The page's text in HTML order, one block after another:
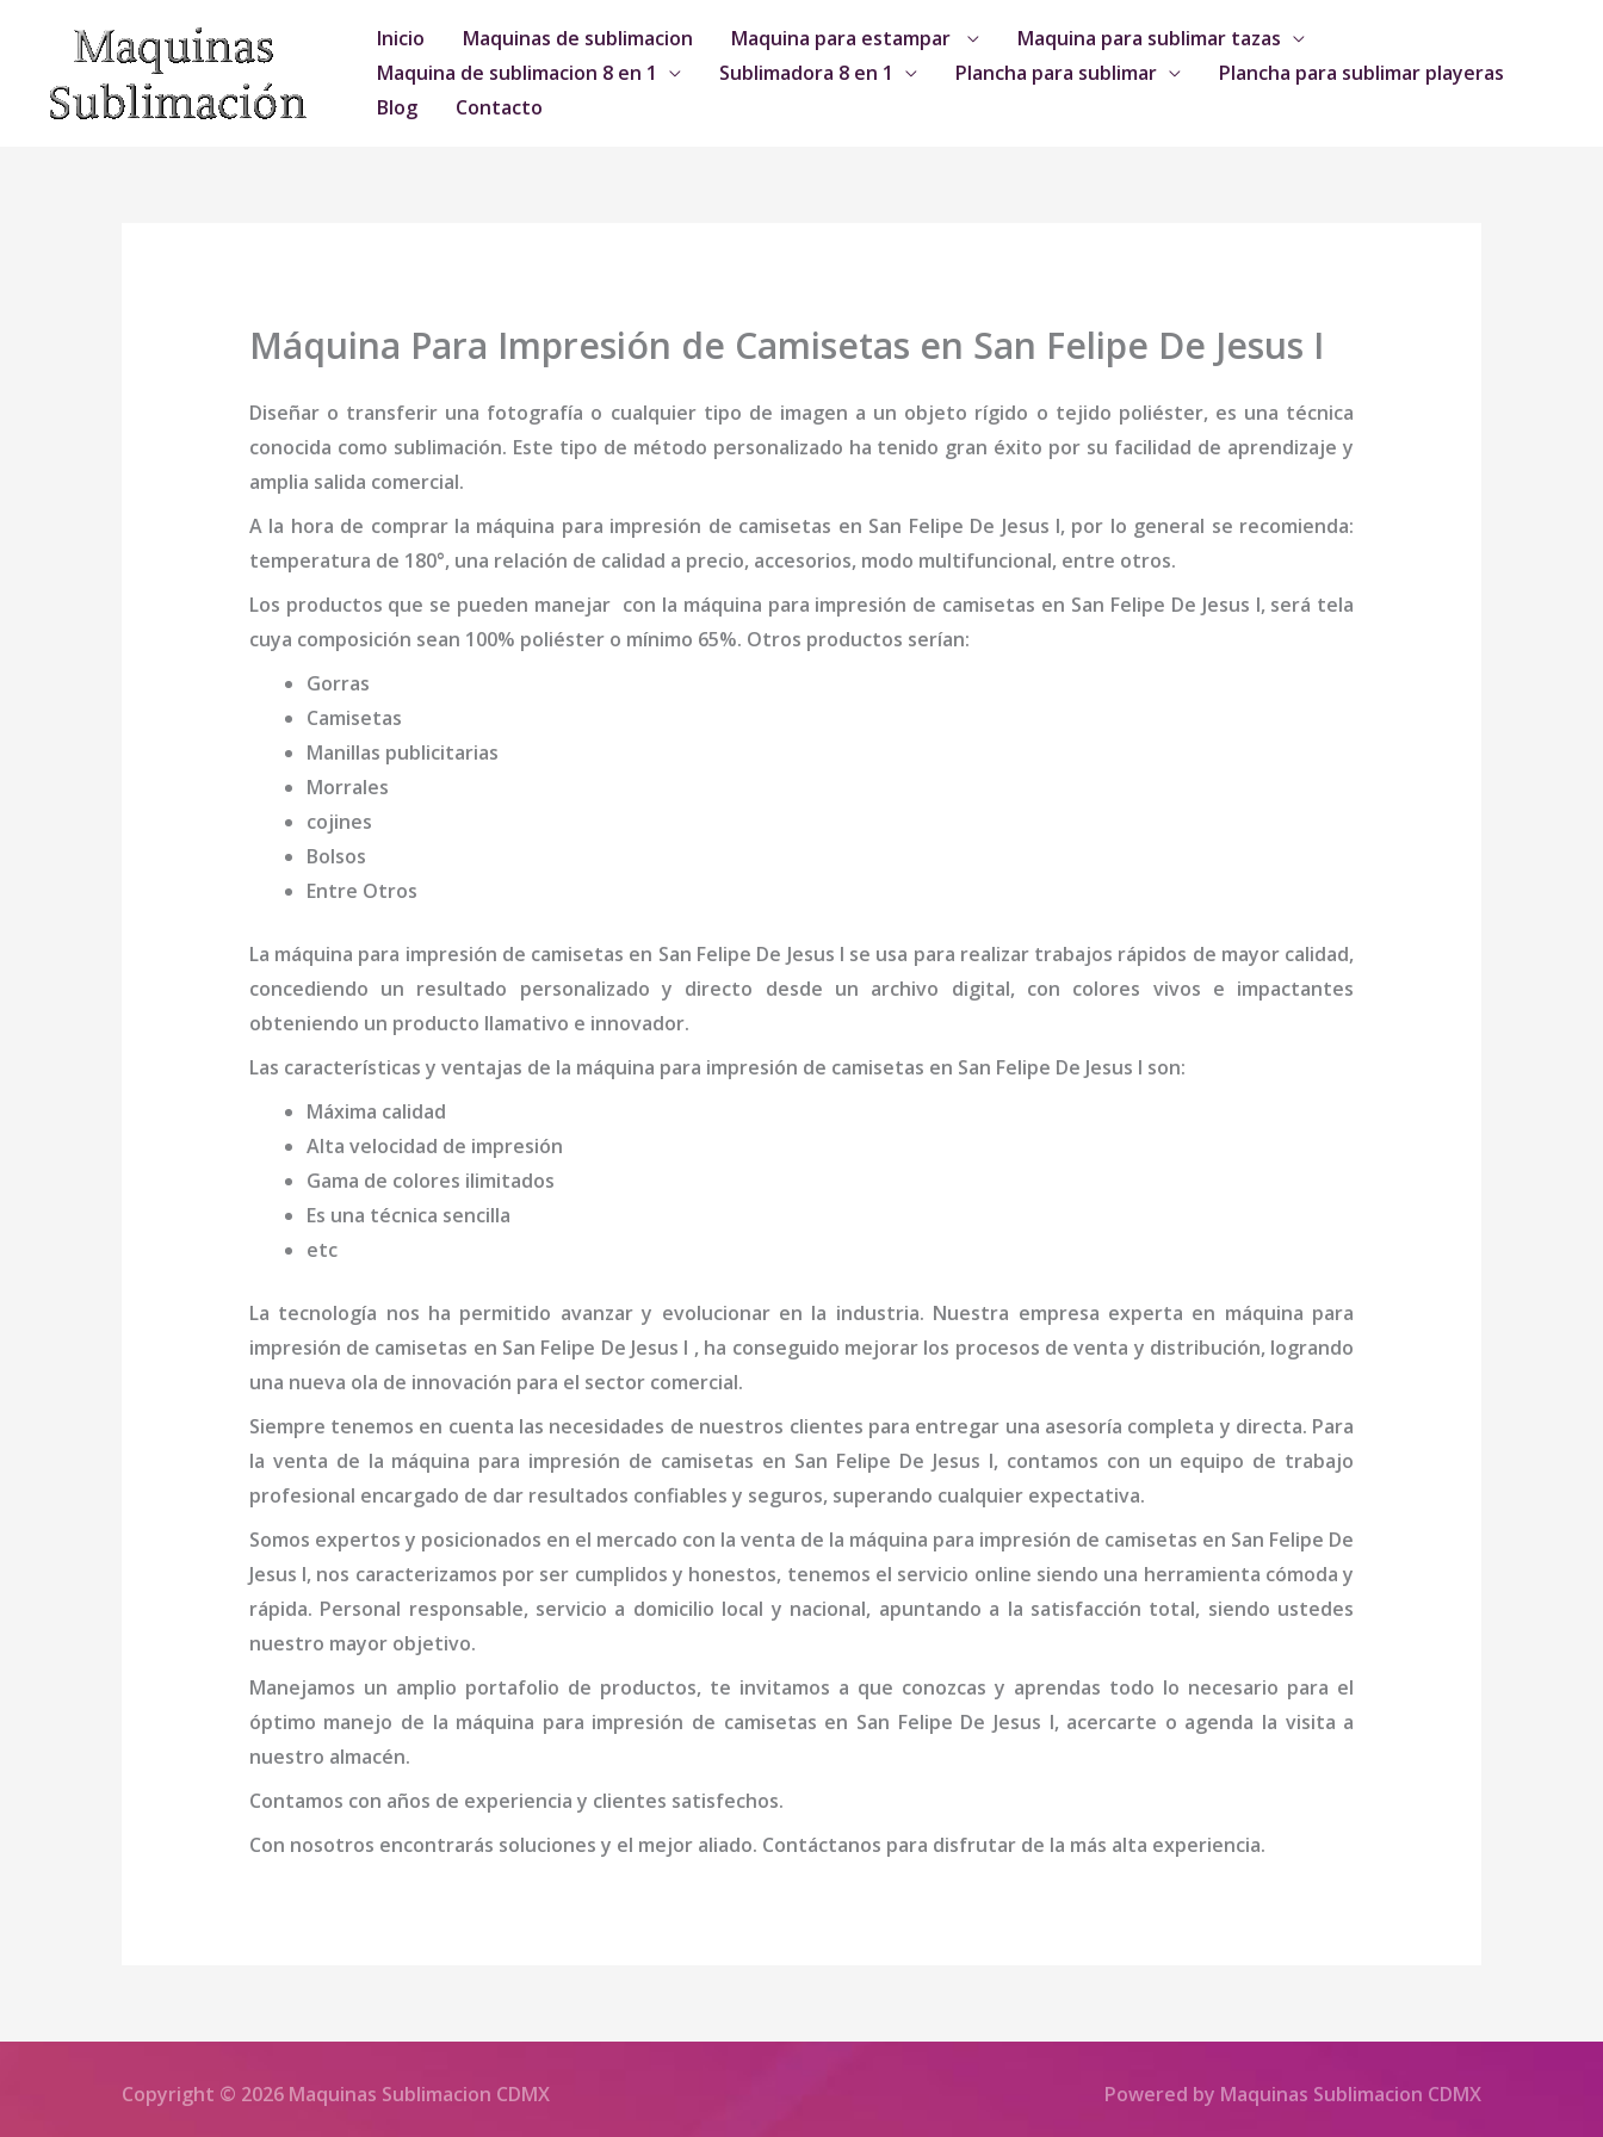
contenido
Inicio Maquinas de sublimacion Maquina para estampar
Maquina para sublimar tazas
Maquina de sublimacion 8 en 1
Sublimadora 8 en 1 Plancha para sublimar
Plancha para sublimar playeras
Blog
Contacto
Máquina Para Impresión de Camisetas en San Felipe De Jesus I
Diseñar o transferir una fotografía o cualquier tipo de imagen a un objeto rígido o tejido poliéster, es una técnica
conocida como sublimación. Este tipo de método personalizado ha tenido gran éxito por su facilidad de aprendizaje y
amplia salida comercial.
A la hora de comprar la máquina para impresión de camisetas en San Felipe De Jesus I, por lo general se recomienda:
temperatura de 180°, una relación de calidad a precio, accesorios, modo multifuncional, entre otros.
Los productos que se pueden manejar con la máquina para impresión de camisetas en San Felipe De Jesus I, será tela
cuya composición sean 100% poliéster o mínimo 65%. Otros productos serían:
Gorras
Camisetas
Manillas publicitarias
Morrales
cojines
Bolsos
Entre Otros
La máquina para impresión de camisetas en San Felipe De Jesus I se usa para realizar trabajos rápidos de mayor calidad,
concediendo un resultado personalizado y directo desde un archivo digital, con colores vivos e impactantes
obteniendo un producto llamativo e innovador.
Las características y ventajas de la máquina para impresión de camisetas en San Felipe De Jesus I son:
Máxima calidad
Alta velocidad de impresión
Gama de colores ilimitados
Es una técnica sencilla
etc
La tecnología nos ha permitido avanzar y evolucionar en la industria. Nuestra empresa experta en máquina para
impresión de camisetas en San Felipe De Jesus I , ha conseguido mejorar los procesos de venta y distribución, logrando
una nueva ola de innovación para el sector comercial.
Siempre tenemos en cuenta las necesidades de nuestros clientes para entregar una asesoría completa y directa. Para
la venta de la máquina para impresión de camisetas en San Felipe De Jesus I, contamos con un equipo de trabajo
profesional encargado de dar resultados confiables y seguros, superando cualquier expectativa.
Somos expertos y posicionados en el mercado con la venta de la máquina para impresión de camisetas en San Felipe De
Jesus I, nos caracterizamos por ser cumplidos y honestos, tenemos el servicio online siendo una herramienta cómoda y
rápida. Personal responsable, servicio a domicilio local y nacional, apuntando a la satisfacción total, siendo ustedes
nuestro mayor objetivo.
Manejamos un amplio portafolio de productos, te invitamos a que conozcas y aprendas todo lo necesario para el
óptimo manejo de la máquina para impresión de camisetas en San Felipe De Jesus I, acercarte o agenda la visita a
nuestro almacén.
Contamos con años de experiencia y clientes satisfechos.
Con nosotros encontrarás soluciones y el mejor aliado. Contáctanos para disfrutar de la más alta experiencia.
Copyright © 2026 Maquinas Sublimacion CDMX Powered by Maquinas Sublimacion CDMX